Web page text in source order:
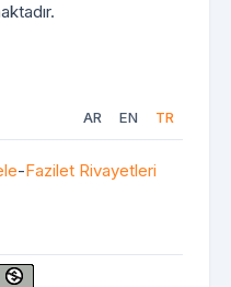
AR EN TR
-Fazilet Rivayetleri